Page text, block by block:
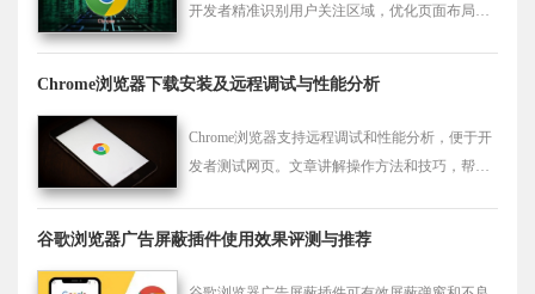
开发者精准识别用户关注区域，优化页面布局与
Chrome浏览器下载安装及远程调试与性能分析
Chrome浏览器支持远程调试和性能分析，便于开
发者测试网页。文章讲解操作方法和技巧，帮助
谷歌浏览器广告屏蔽插件使用效果评测与推荐